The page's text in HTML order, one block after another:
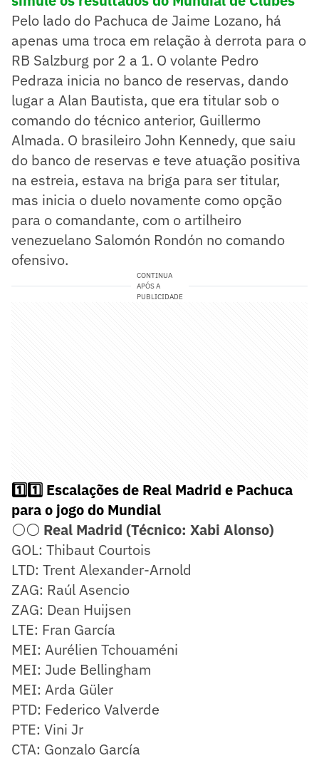
Pelo lado do Pachuca de Jaime Lozano, há
apenas uma troca em relação à derrota para o
RB Salzburg por 2 a 1. O volante Pedro
Pedraza inicia no banco de reservas, dando
lugar a Alan Bautista, que era titular sob o
comando do técnico anterior, Guillermo
Almada. O brasileiro John Kennedy, que saiu
do banco de reservas e teve atuação positiva
na estreia, estava na briga para ser titular,
mas inicia o duelo novamente como opção
para o comandante, com o artilheiro
venezuelano Salomón Rondón no comando
ofensivo.
CONTINUA
APÓS A
PUBLICIDADE
1️⃣1️⃣ Escalações de Real Madrid e Pachuca
para o jogo do Mundial
⚪⚪ Real Madrid (Técnico: Xabi Alonso)
GOL: Thibaut Courtois
LTD: Trent Alexander-Arnold
ZAG: Raúl Asencio
ZAG: Dean Huijsen
LTE: Fran García
MEI: Aurélien Tchouaméni
MEI: Jude Bellingham
MEI: Arda Güler
PTD: Federico Valverde
PTE: Vini Jr
CTA: Gonzalo García